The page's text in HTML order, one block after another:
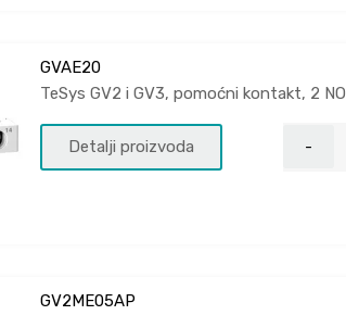
GVAE20
TeSys GV2 i GV3, pomoćni kontakt, 2 NO
Detalji proizvoda
GV2ME05AP